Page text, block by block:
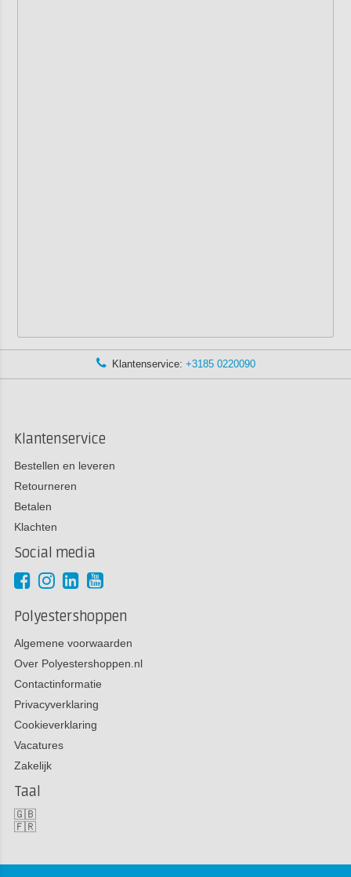
Klantenservice: +3185 0220090
Klantenservice
Bestellen en leveren
Retourneren
Betalen
Klachten
Social media
Polyestershoppen
Algemene voorwaarden
Over Polyestershoppen.nl
Contactinformatie
Privacyverklaring
Cookieverklaring
Vacatures
Zakelijk
Taal
🇬🇧
🇫🇷